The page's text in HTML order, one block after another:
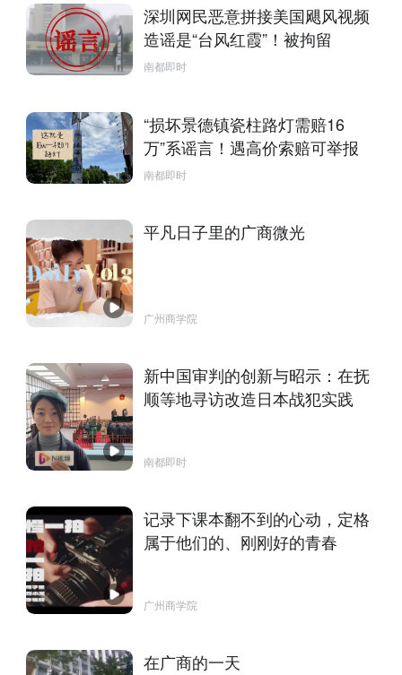
深圳网民恶意拼接美国飓风视频
造谣是“台风红霞”！被拘留
南都即时
“损坏景德镇瓷柱路灯需赔16
万”系谣言！遇高价索赔可举报
南都即时
平凡日子里的广商微光
广州商学院
新中国审判的创新与昭示：在抚
顺等地寻访改造日本战犯实践
南都即时
记录下课本翻不到的心动，定格
属于他们的、刚刚好的青春
广州商学院
在广商的一天